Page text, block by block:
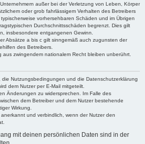
außer bei der Verletzung von Leben, Körper
oder grob fahrlässigem Verhalten des Betreibers
vorhersehbaren Schäden und im Übrigen
Durchschnittsschäden begrenzt. Dies gilt
insbesondere entgangenen Gewinn.
Absätze a bis c gilt sinngemäß auch zugunsten der
des Betreibers.
aus zwingendem nationalem Recht bleiben unberührt.
die Nutzungsbedingungen und die Datenschutzerklärung
dem Nutzer per E-Mail mitgeteilt.
Änderungen zu widersprechen. Im Falle des
dem Betreiber und dem Nutzer bestehende
Wirkung.
und verbindlich, wenn der Nutzer den
mit deinen persönlichen Daten sind in der